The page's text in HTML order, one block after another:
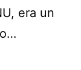
era un